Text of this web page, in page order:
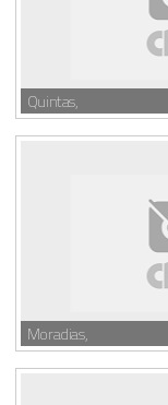
Quintas,
Moradias,